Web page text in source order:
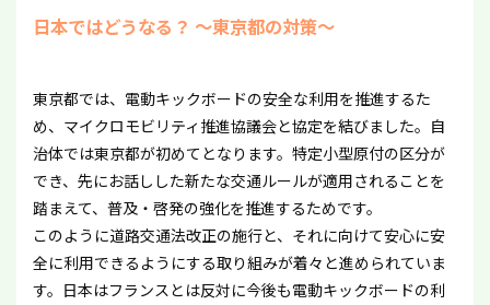
日本ではどうなる？ ～東京都の対策～
東京都では、電動キックボードの安全な利用を推進するた
め、マイクロモビリティ推進協議会と協定を結びました。自
治体では東京都が初めてとなります。特定小型原付の区分が
でき、先にお話しした新たな交通ルールが適用されることを
踏まえて、普及・啓発の強化を推進するためです。
このように道路交通法改正の施行と、それに向けて安心に安
全に利用できるようにする取り組みが着々と進められていま
す。日本はフランスとは反対に今後も電動キックボードの利